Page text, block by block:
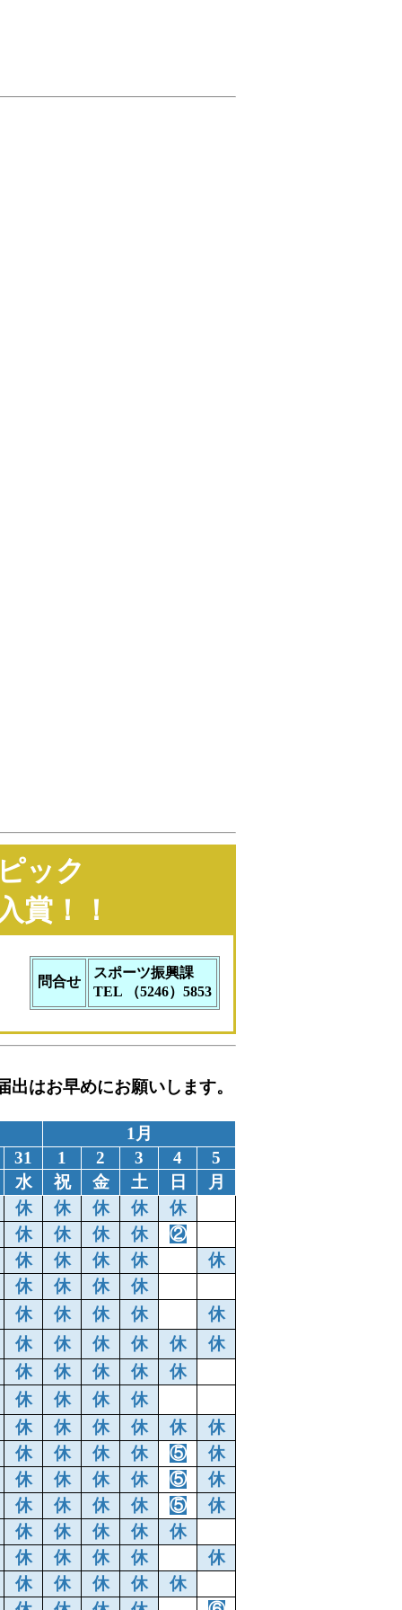
ック
賞！！
問合せ
スポーツ振興課
TEL （5246）5853
出はお早めにお願いします。
1月
31
1 2 3 4
5
水
祝 金 土 日
月
休
休 休 休
休
休
休 休 休
②
休
休 休 休
休
休
休 休
休
休
休 休 休
休
休
休 休 休 休
休
休
休 休 休
休
休
休 休
休
休
休 休 休 休
休
休
休 休 休 ⑤
休
休
休 休 休 ⑤
休
休
休 休 休 ⑤
休
休
休 休 休
休
休
休 休 休
休
休
休 休 休
休